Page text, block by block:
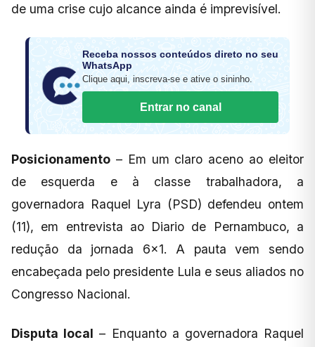
de uma crise cujo alcance ainda é imprevisível.
Receba nossos conteúdos direto no seu
WhatsApp
Clique aqui, inscreva-se e ative o sininho.
Entrar no canal
Posicionamento – Em um claro aceno ao eleitor
de esquerda e à classe trabalhadora, a
governadora Raquel Lyra (PSD) defendeu ontem
(11), em entrevista ao Diario de Pernambuco, a
redução da jornada 6×1. A pauta vem sendo
encabeçada pelo presidente Lula e seus aliados no
Congresso Nacional.
Disputa local – Enquanto a governadora Raquel